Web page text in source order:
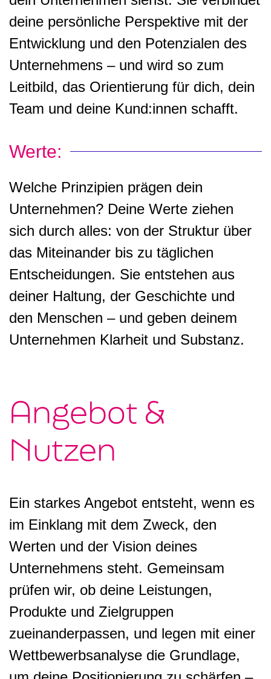
deine persönliche Perspektive mit der
Entwicklung und den Potenzialen des
Unternehmens – und wird so zum
Leitbild, das Orientierung für dich, dein
Team und deine Kund:innen schafft.
Werte:
Welche Prinzipien prägen dein
Unternehmen? Deine Werte ziehen
sich durch alles: von der Struktur über
das Miteinander bis zu täglichen
Entscheidungen. Sie entstehen aus
deiner Haltung, der Geschichte und
den Menschen – und geben deinem
Unternehmen Klarheit und Substanz.
Angebot &
Nutzen
Ein starkes Angebot entsteht, wenn es
im Einklang mit dem Zweck, den
Werten und der Vision deines
Unternehmens steht. Gemeinsam
prüfen wir, ob deine Leistungen,
Produkte und Zielgruppen
zueinanderpassen, und legen mit einer
Wettbewerbsanalyse die Grundlage,